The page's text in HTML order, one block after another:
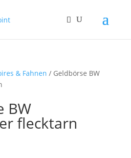
& Fahnen / Geldbörse BW
BW
flecktarn